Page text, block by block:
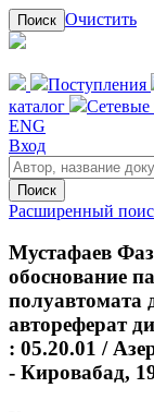
Поиск Очистить
Поступления
каталог
Сетевые
ENG
Вход
Поиск
Расширенный
Мустафаев
обоснование
полуавтомата
автореферат
: 05.20.01 /
- Кировабад,